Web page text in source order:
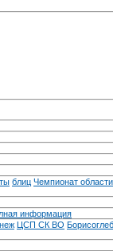
блиц Чемпионат
информация
ЦСП СК ВО